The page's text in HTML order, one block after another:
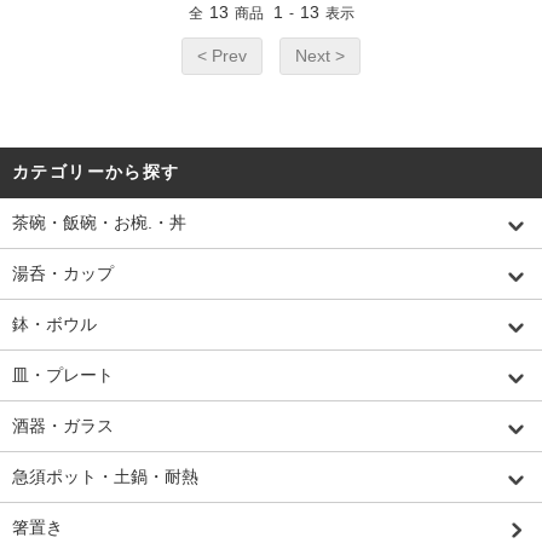
全 13 商品 1 - 13 表示
< Prev Next >
カテゴリーから探す
茶碗・飯碗・お椀.・丼
湯呑・カップ
鉢・ボウル
皿・プレート
酒器・ガラス
急須ポット・土鍋・耐熱
箸置き